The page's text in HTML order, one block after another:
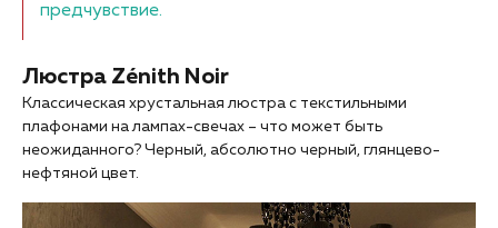
предчувствие.
Люстра Zénith Noir
Классическая хрустальная люстра с текстильными
плафонами на лампах-свечах – что может быть
неожиданного? Черный, абсолютно черный, глянцево-
нефтяной цвет.